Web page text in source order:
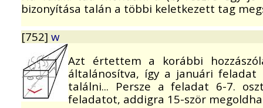
bizonyítása talán a többi keletkezett tag
[752] w
Azt értettem a korábbi
általánosítva, így a januári
találni... Persze a feladat 6-7.
feladatot, addigra 15-ször